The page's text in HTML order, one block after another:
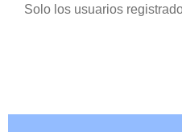
Solo los usuarios